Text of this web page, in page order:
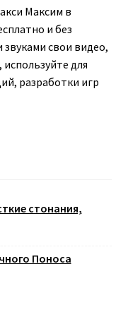
Максим в
и без
свои видео,
для
разработки игр
стонания,
Поноса